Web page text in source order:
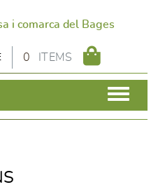
i comarca del Bages
0 ITEMS